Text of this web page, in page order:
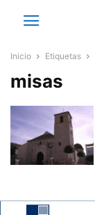
Inicio Etiquetas
misas